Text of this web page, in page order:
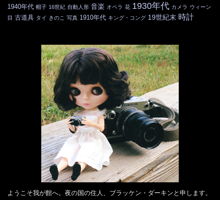
1940年代 帽子 16世紀 自動人形 音楽 オペラ 花 1930年代 カメラ ウィーン
目 古道具 タイ きのこ 写真 1910年代 キング・コング 19世紀末 時計
ようこそ我が館へ。夜の国の住人、ブラッケン・ダーキンと申します。